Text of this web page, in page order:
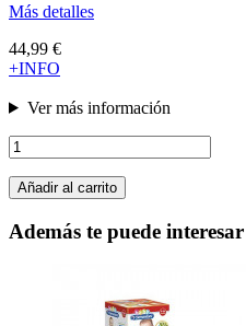
Más detalles
44,99 €
+INFO
Ver más información
Añadir al carrito
Además te puede interesar